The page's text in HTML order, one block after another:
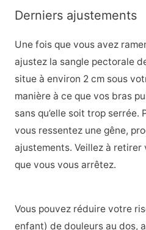
Derniers ajustements
Une fois que vous avez
ajustez la sangle pectorale
situe à environ 2 cm sous
manière à ce que vos bras
sans qu’elle soit trop serrée.
vous ressentez une gêne,
ajustements. Veillez à
que vous vous arrêtez.
Vous pouvez réduire votre
enfant) de douleurs au dos,